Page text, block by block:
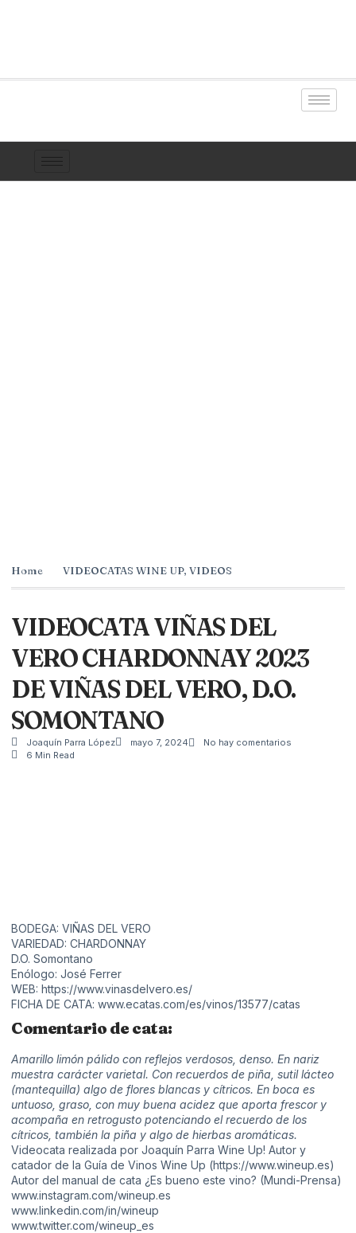
Home VIDEOCATAS WINE UP, VIDEOS
VIDEOCATA VIÑAS DEL
VERO CHARDONNAY 2023
DE VIÑAS DEL VERO, D.O.
SOMONTANO
Joaquín Parra López mayo 7, 2024
No hay comentarios
6 Min Read
BODEGA: VIÑAS DEL VERO
VARIEDAD: CHARDONNAY
D.O. Somontano
Enólogo: José Ferrer
WEB: https://www.vinasdelvero.es/
FICHA DE CATA: www.ecatas.com/es/vinos/13577/catas
Comentario de cata:
Amarillo limón pálido con reflejos verdosos, denso. En nariz
muestra carácter varietal. Con recuerdos de piña, sutil lácteo
(mantequilla) algo de flores blancas y cítricos. En boca es
untuoso, graso, con muy buena acidez que aporta frescor y
acompaña en retrogusto potenciando el recuerdo de los
cítricos, también la piña y algo de hierbas aromáticas.
Videocata realizada por Joaquín Parra Wine Up! Autor y
catador de la Guía de Vinos Wine Up (https://www.wineup.es​)
Autor del manual de cata ¿Es bueno este vino? (Mundi-Prensa)
www.instagram.com/wineup.es
www.linkedin.com/in/wineup
www.twitter.com/wineup_es